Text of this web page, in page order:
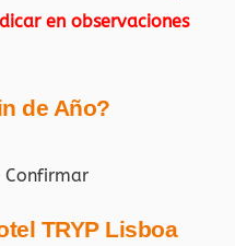
en observaciones
de Año?
Confirmar
TRYP Lisboa